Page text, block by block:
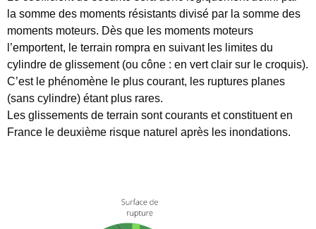
la somme des moments résistants divisé par la somme des
moments moteurs. Dès que les moments moteurs
l’emportent, le terrain rompra en suivant les limites du
cylindre de glissement (ou cône : en vert clair sur le croquis).
C’est le phénomène le plus courant, les ruptures planes
(sans cylindre) étant plus rares.
Les glissements de terrain sont courants et constituent en
France le deuxième risque naturel après les inondations.